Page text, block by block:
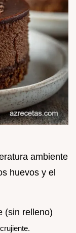
ambiente
huevos y el
(sin relleno)